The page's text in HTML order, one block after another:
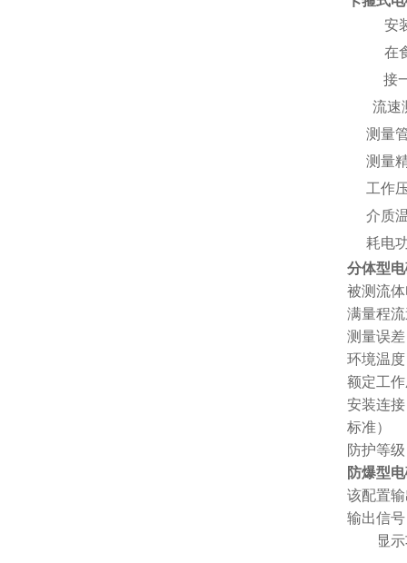
安
2、在
接
流速
测量
测量
工作
介质
耗电
分体型
被测流
满量程
测量误
环境温
额定工
安装连
标准）
防护等
防爆型
该配置
输出信
流量显